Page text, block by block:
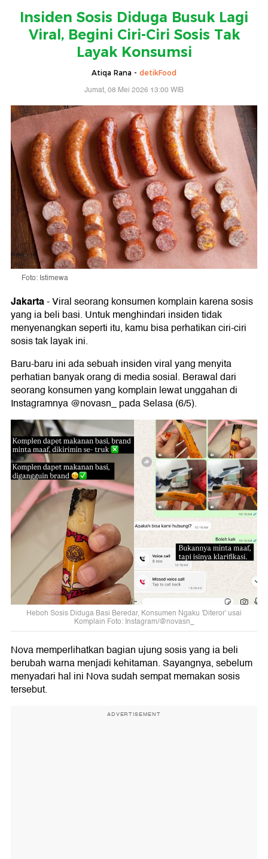
Insiden Sosis Diduga Busuk Lagi
Viral, Begini Ciri-Ciri Sosis Tak
Layak Konsumsi
Atiqa Rana - detikFood
Jumat, 08 Mei 2026 13:00 WIB
Foto: Istimewa
Jakarta-Viral seorang konsumen komplain karena sosis
yang ia beli basi. Untuk menghindari insiden tidak
menyenangkan seperti itu, kamu bisa perhatikan ciri-ciri
sosis tak layak ini.
Baru-baru ini ada sebuah insiden viral yang menyita
perhatian banyak orang di media sosial. Berawal dari
seorang konsumen yang komplain lewat unggahan di
Instagramnya @novasn_ pada Selasa (6/5).
Heboh Sosis Diduga Basi Beredar, Konsumen Ngaku 'Diteror' usai
Komplain Foto: Instagram/@novasn_
Nova memperlihatkan bagian ujung sosis yang ia beli
berubah warna menjadi kehitaman. Sayangnya, sebelum
menyadari hal ini Nova sudah sempat memakan sosis
tersebut.
ADVERTISEMENT